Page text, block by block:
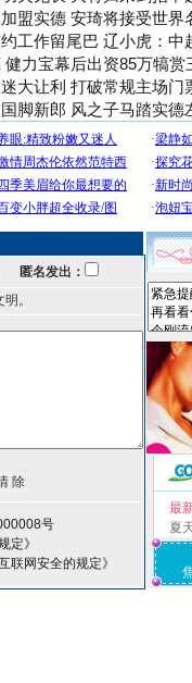
盟实德 安琦将接受世界
工作留尾巴 辽小虎：中
健力宝幕后出资85万犒赏
大让利 打破常规主场门
脚新郎 风之子马踏实德
匿名发出：
。
号
定》
联网安全的规定》
最
夏